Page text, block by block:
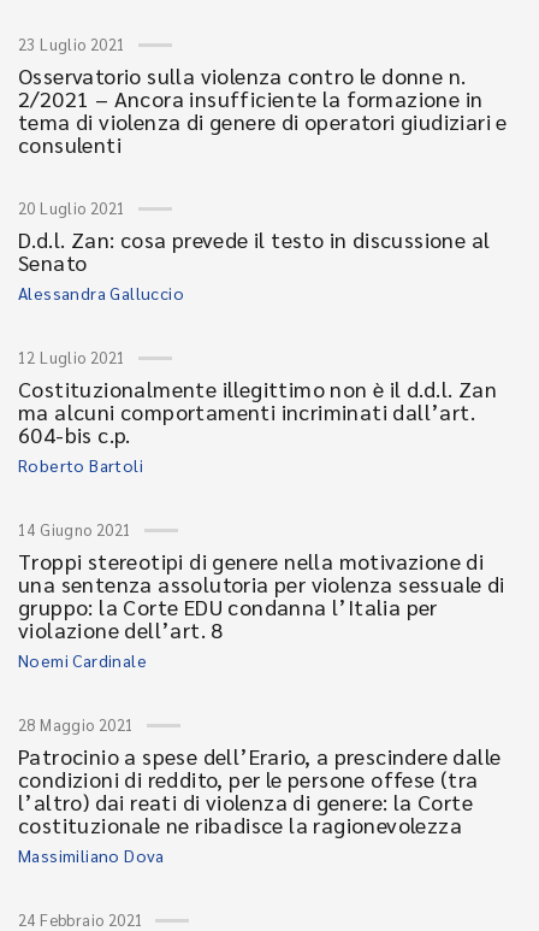
23 Luglio 2021
Osservatorio sulla violenza contro le donne n.
2/2021 – Ancora insufficiente la formazione in
tema di violenza di genere di operatori giudiziari e
consulenti
20 Luglio 2021
D.d.l. Zan: cosa prevede il testo in discussione al
Senato
Alessandra Galluccio
12 Luglio 2021
Costituzionalmente illegittimo non è il d.d.l. Zan
ma alcuni comportamenti incriminati dall’art.
604-bis c.p.
Roberto Bartoli
14 Giugno 2021
Troppi stereotipi di genere nella motivazione di
una sentenza assolutoria per violenza sessuale di
gruppo: la Corte EDU condanna l’Italia per
violazione dell’art. 8
Noemi Cardinale
28 Maggio 2021
Patrocinio a spese dell’Erario, a prescindere dalle
condizioni di reddito, per le persone offese (tra
l’altro) dai reati di violenza di genere: la Corte
costituzionale ne ribadisce la ragionevolezza
Massimiliano Dova
24 Febbraio 2021